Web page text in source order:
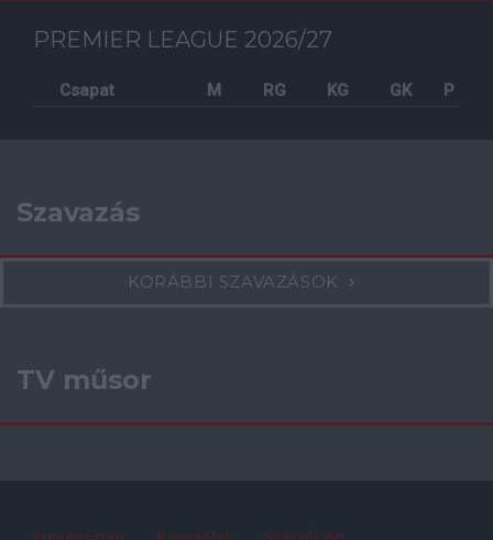
PREMIER LEAGUE 2026/27
Csapat M RG KG GK P
Szavazás
KORÁBBI SZAVAZÁSOK
TV műsor